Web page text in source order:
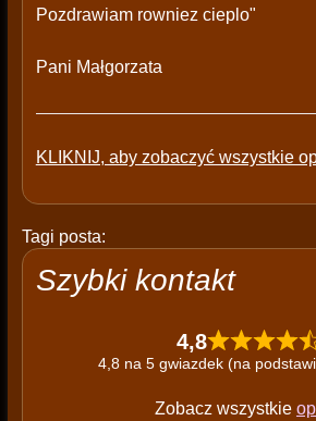
Pozdrawiam rowniez cieplo"
Pani Małgorzata
KLIKNIJ, aby zobaczyć wszystkie
Tagi posta:
Szybki kontakt
4,8
4,8 na 5 gwiazdek (na
Zobacz wszystkie